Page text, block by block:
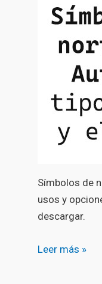
Símbolos de
usos y
descargar.
Leer más »